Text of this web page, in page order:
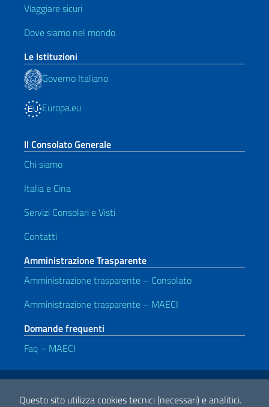
Questo sito utilizza cookies tecnici (necessari) e analitici.
Viaggiare sicuri
Dove siamo nel mondo
Le Istituzioni
Governo Italiano
Europa.eu
Il Consolato Generale
Chi siamo
Italia e Cina
Servizi Consolari e Visti
Contatti
Amministrazione Trasparente
Amministrazione trasparente – Consolato
Amministrazione trasparente – MAECI
Domande frequenti
Faq – MAECI
Link Utili